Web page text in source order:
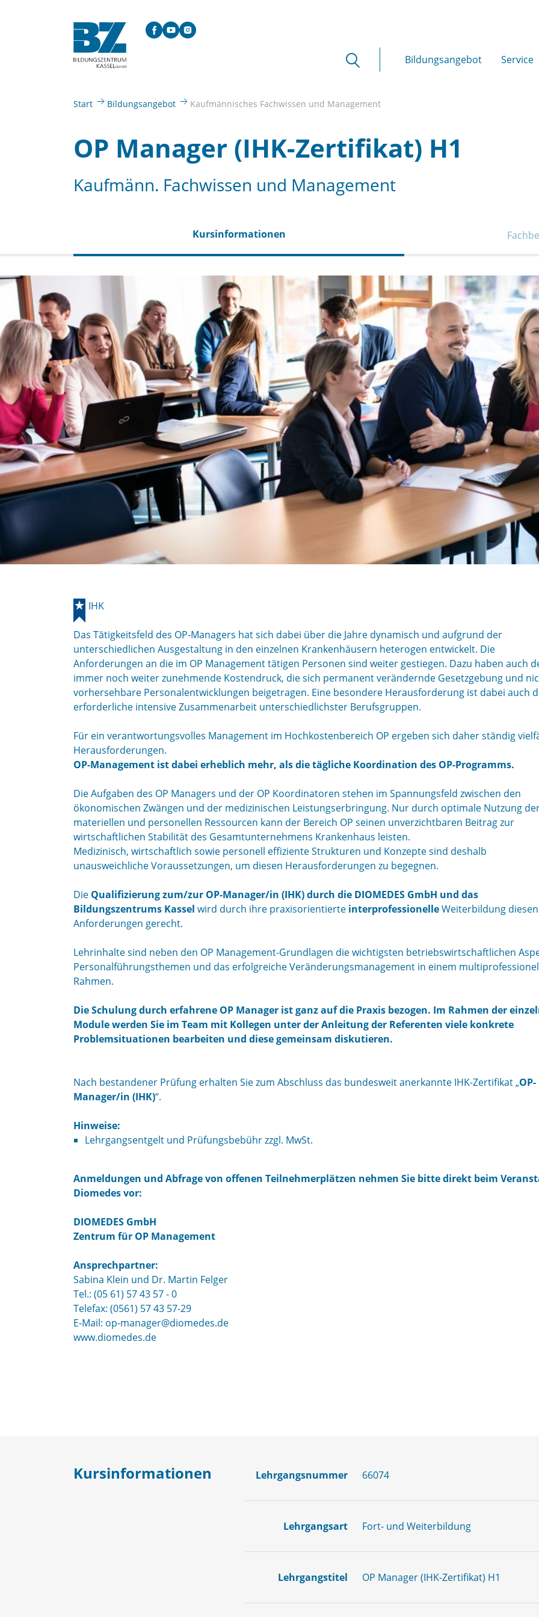
Bildungsangebot
Service
You are here:
Start Bildungsangebot Kaufmännisches Fachwissen und Management
OP Manager (IHK-Zertifikat) H1
Kaufmänn. Fachwissen und Management
Kurs­informationen
IHK
Das Tätigkeitsfeld des OP-Managers hat sich dabei über die Jahre dynamisch und aufgrund der
unterschiedlichen Ausgestaltung in den einzelnen Krankenhäusern heterogen entwickelt. Die
Anforderungen an die im OP Management tätigen Personen sind weiter gestiegen. Dazu haben auch
immer noch weiter zunehmende Kostendruck, die sich permanent verändernde Gesetzgebung und
vorhersehbare Personalentwicklungen beigetragen. Eine besondere Herausforderung ist dabei auch
erforderliche intensive Zusammenarbeit unterschiedlichster Berufsgruppen.
Für ein verantwortungsvolles Management im Hochkostenbereich OP ergeben sich daher ständig
Herausforderungen.
OP-Management ist dabei erheblich mehr, als die tägliche Koordination des OP-Programms.
Die Aufgaben des OP Managers und der OP Koordinatoren stehen im Spannungsfeld zwischen den
ökonomischen Zwängen und der medizinischen Leistungserbringung. Nur durch optimale Nutzung
materiellen und personellen Ressourcen kann der Bereich OP seinen unverzichtbaren Beitrag zur
wirtschaftlichen Stabilität des Gesamtunternehmens Krankenhaus leisten.
Medizinisch, wirtschaftlich sowie personell effiziente Strukturen und Konzepte sind deshalb
unausweichliche Voraussetzungen, um diesen Herausforderungen zu begegnen.
Die Qualifizierung zum/zur OP-Manager/in (IHK) durch die DIOMEDES GmbH und das
Bildungszentrums Kassel wird durch ihre praxisorientierte interprofessionelleWeiterbildung diesen
Anforderungen gerecht.
Lehrinhalte sind neben den OP Management-Grundlagen die wichtigsten betriebswirtschaftlichen
Personalführungsthemen und das erfolgreiche Veränderungsmanagement in einem
Rahmen.
Die Schulung durch erfahrene OP Manager ist ganz auf die Praxis bezogen. Im Rahmen der
Module werden Sie im Team mit Kollegen unter der Anleitung der Referenten viele konkrete
Problemsituationen bearbeiten und diese gemeinsam diskutieren.
Nach bestandener Prüfung erhalten Sie zum Abschluss das bundesweit anerkannte IHK-Zertifikat „OP-
Manager/in (IHK)“.
Hinweise:
Lehrgangsentgelt und Prüfungsbebühr zzgl. MwSt.
Anmeldungen und Abfrage von offenen Teilnehmerplätzen nehmen Sie bitte direkt beim
Diomedes vor:
DIOMEDES GmbH
Zentrum für OP Management
Ansprechpartner:
Sabina Klein und Dr. Martin Felger
Tel.: (05 61) 57 43 57 - 0
Telefax: (0561) 57 43 57-29
E-Mail: op-manager@diomedes.de
www.diomedes.de
Kursinformationen Lehrgangsnummer 66074
Lehrgangsart Fort- und Weiterbildung
Lehrgangstitel OP Manager (IHK-Zertifikat) H1